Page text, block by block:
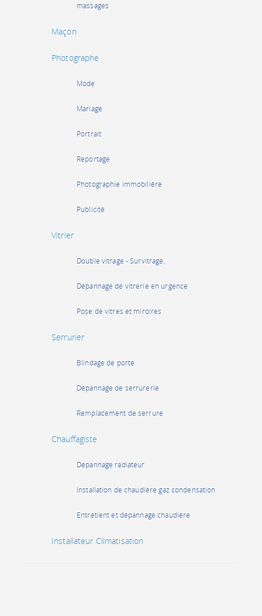
massages
Maçon
Photographe
Mode
Mariage
Portrait
Reportage
Photographie immobilière
Publicité
Vitrier
Double vitrage - Survitrage,
Dépannage de vitrerie en urgence
Pose de vitres et miroires
Serrurier
Blindage de porte
Dépannage de serrurerie
Remplacement de serrure
Chauffagiste
Dépannage radiateur
Installation de chaudière gaz condensation
Entretient et dépannage chaudière
Installateur Climatisation